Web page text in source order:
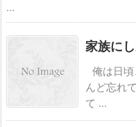
...
家族に
俺は日
んど忘れ
て ...